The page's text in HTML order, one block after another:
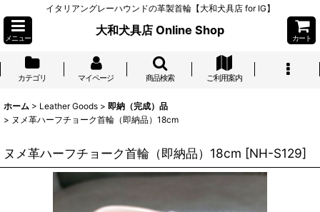
イタリアングレーハウンドの革製首輪【大和犬具店 for IG】
メニュー
大和犬具店 Online Shop
カート
カテゴリ マイページ 商品検索 ご利用案内
ホーム > Leather Goods > 即納（完成）品
> ヌメ革ハーフチョーク首輪（即納品）18cm
ヌメ革ハーフチョーク首輪（即納品）18cm [NH-S129]